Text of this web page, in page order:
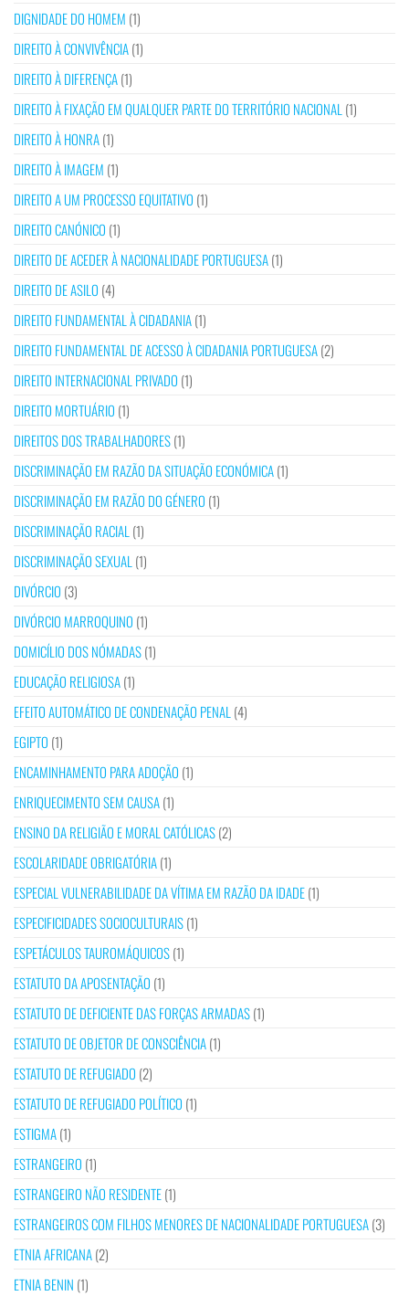
DIGNIDADE DO HOMEM (1)
DIREITO À CONVIVÊNCIA(1)
DIREITO À DIFERENÇA(1)
DIREITO À FIXAÇÃO EM QUALQUER PARTE DO TERRITÓRIO NACIONAL (1)
DIREITO À HONRA(1)
DIREITO À IMAGEM (1)
DIREITO A UM PROCESSO EQUITATIVO (1)
DIREITO CANÓNICO (1)
DIREITO DE ACEDER À NACIONALIDADE PORTUGUESA(1)
DIREITO DE ASILO (4)
DIREITO FUNDAMENTAL À CIDADANIA(1)
DIREITO FUNDAMENTAL DE ACESSO À CIDADANIA PORTUGUESA(2)
DIREITO INTERNACIONAL PRIVADO (1)
DIREITO MORTUÁRIO (1)
DIREITOS DOS TRABALHADORES(1)
DISCRIMINAÇÃO EM RAZÃO DA SITUAÇÃO ECONÓMICA(1)
DISCRIMINAÇÃO EM RAZÃO DO GÉNERO (1)
DISCRIMINAÇÃO RACIAL (1)
DISCRIMINAÇÃO SEXUAL (1)
DIVÓRCIO (3)
DIVÓRCIO MARROQUINO (1)
DOMICÍLIO DOS NÓMADAS(1)
EDUCAÇÃO RELIGIOSA(1)
EFEITO AUTOMÁTICO DE CONDENAÇÃO PENAL (4)
EGIPTO (1)
ENCAMINHAMENTO PARA ADOÇÃO (1)
ENRIQUECIMENTO SEM CAUSA(1)
ENSINO DA RELIGIÃO E MORAL CATÓLICAS(2)
ESCOLARIDADE OBRIGATÓRIA(1)
ESPECIAL VULNERABILIDADE DA VÍTIMA EM RAZÃO DA IDADE(1)
ESPECIFICIDADES SOCIOCULTURAIS(1)
ESPETÁCULOS TAUROMÁQUICOS(1)
ESTATUTO DA APOSENTAÇÃO (1)
ESTATUTO DE DEFICIENTE DAS FORÇAS ARMADAS(1)
ESTATUTO DE OBJETOR DE CONSCIÊNCIA(1)
ESTATUTO DE REFUGIADO (2)
ESTATUTO DE REFUGIADO POLÍTICO (1)
ESTIGMA(1)
ESTRANGEIRO (1)
ESTRANGEIRO NÃO RESIDENTE(1)
ESTRANGEIROS COM FILHOS MENORES DE NACIONALIDADE PORTUGUESA(3)
ETNIA AFRICANA(2)
ETNIA BENIN (1)